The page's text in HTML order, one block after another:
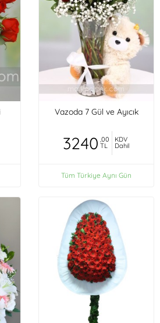
Vazoda 7 Gül ve Ayıcık
3240 ,00
TL
KDV
Dahil
Tüm Türkiye Aynı Gün